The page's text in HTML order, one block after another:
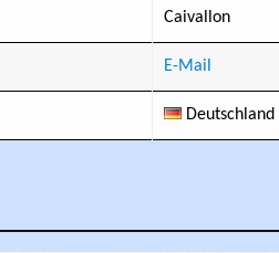
Caivallon
E-Mail
Deutschland